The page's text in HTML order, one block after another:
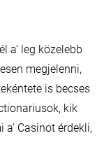
a’ leg közelebb
megjelenni,
is becses
kik
a’ Casinot érdekli,